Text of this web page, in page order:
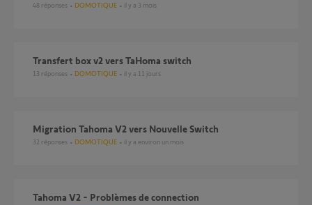
48 réponses DOMOTIQUE il y a 3 mois
Transfert box v2 vers TaHoma switch
13 réponses DOMOTIQUE il y a 11 jours
Migration Tahoma V2 vers Nouvelle Switch
32 réponses DOMOTIQUE il y a environ un mois
Tahoma V2 - Problèmes de connection